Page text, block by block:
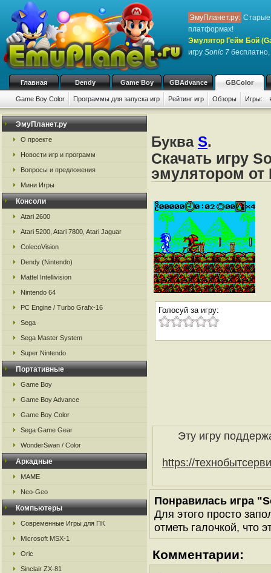
ЭмуПланет.ру: Старые
платформах!
Эмулятор Гейм Бой
игру Sonic 7 бесплатно,
Главная Dendy Game Boy GBAdvance GBColor
Game Boy Color Программы для запуска игр Рейтинг игр Обзоры Игры:
ЭмуПланет.ру
О проекте
Новости игр и программ
Вопросы и предложения
Мини Игры
Консоли
Atari 2600
Atari 5200, Atari 7800, Atari Jaguar
ColecoVision
Dendy (Nintendo)
Mattel Intellivision
Nintendo 64
PC Engine / Turbo Grafx-16
Sega
Sega Master System
Super Nintendo
Портативные
Game Boy
Game Boy Advance
Game Boy Color
Sega Game Gear
WonderSwan / Color
Аркадные
MAME
Neo-Geo
Компьютеры
Современные Игры для ПК
Microsoft MSX-1
Oric
Sinclair ZX-81
Буква S.
Скачать игру
эмулятором от
Голосуй за игру:
Эту игру
https://
Понравилась игра
Для этого просто
отметь галочкой, что
Комментарии: